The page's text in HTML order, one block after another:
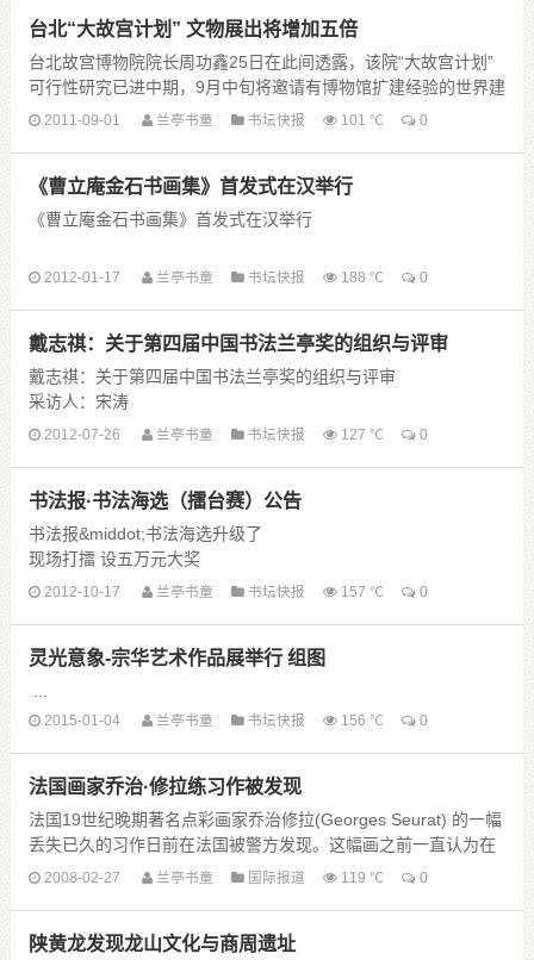
台北“大故宫计划” 文物展出将增加五倍
台北故宫博物院院长周功鑫25日在此间透露，该院“大故宫计划”
可行性研究已进中期，9月中旬将邀请有博物馆扩建经验的世界建
筑设计名家聚台北进行研讨。
2011-09-01 兰亭书童 书坛快报 101 ℃ 0
《曹立庵金石书画集》首发式在汉举行
《曹立庵金石书画集》首发式在汉举行
本报讯 （记者 叶青峰）1月15日，适逢湖北省著名书画家曹立庵
先生九十冥寿之日，《曹立庵金石书画集》首发式在湖北省老干
部活动中心举行。
2012-01-17 兰亭书童 书坛快报 188 ℃ 0
戴志祺：关于第四届中国书法兰亭奖的组织与评审
戴志祺：关于第四届中国书法兰亭奖的组织与评审
采访人：宋涛
时 间：2012年6月
浙江绍兴兰亭举办兰亭雅集，成为书 ......
2012-07-26 兰亭书童 书坛快报 127 ℃ 0
书法报·书法海选（擂台赛）公告
书法报&middot;书法海选升级了
现场打擂 设五万元大奖
书法报&middot;书法海选（擂台赛）
一、海选宗旨
2012-10-17 兰亭书童 书坛快报 157 ℃ 0
灵光意象-宗华艺术作品展举行 组图
2015-01-04 兰亭书童 书坛快报 156 ℃ 0
法国画家乔治·修拉练习作被发现
法国19世纪晚期著名点彩画家乔治修拉(Georges Seurat) 的一幅
丢失已久的习作日前在法国被警方发现。这幅画之前一直认为在
二战期间被德国纳粹盗走，本月奇迹般地出现在巴黎的一家艺术
2008-02-27 兰亭书童 国际报道 119 ℃ 0
陕黄龙发现龙山文化与商周遗址